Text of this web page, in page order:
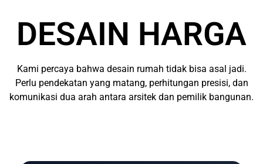
DESAIN HARGA
Kami percaya bahwa desain rumah tidak bisa asal jadi.
Perlu pendekatan yang matang, perhitungan presisi, dan
komunikasi dua arah antara arsitek dan pemilik bangunan.